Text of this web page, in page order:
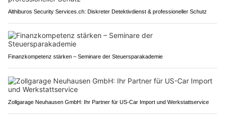
Althiburos Security Services.ch: Diskreter Detektivdienst & professioneller Schutz
Finanzkompetenz stärken – Seminare der Steuersparakademie
Zollgarage Neuhausen GmbH: Ihr Partner für US-Car Import und Werkstattservice